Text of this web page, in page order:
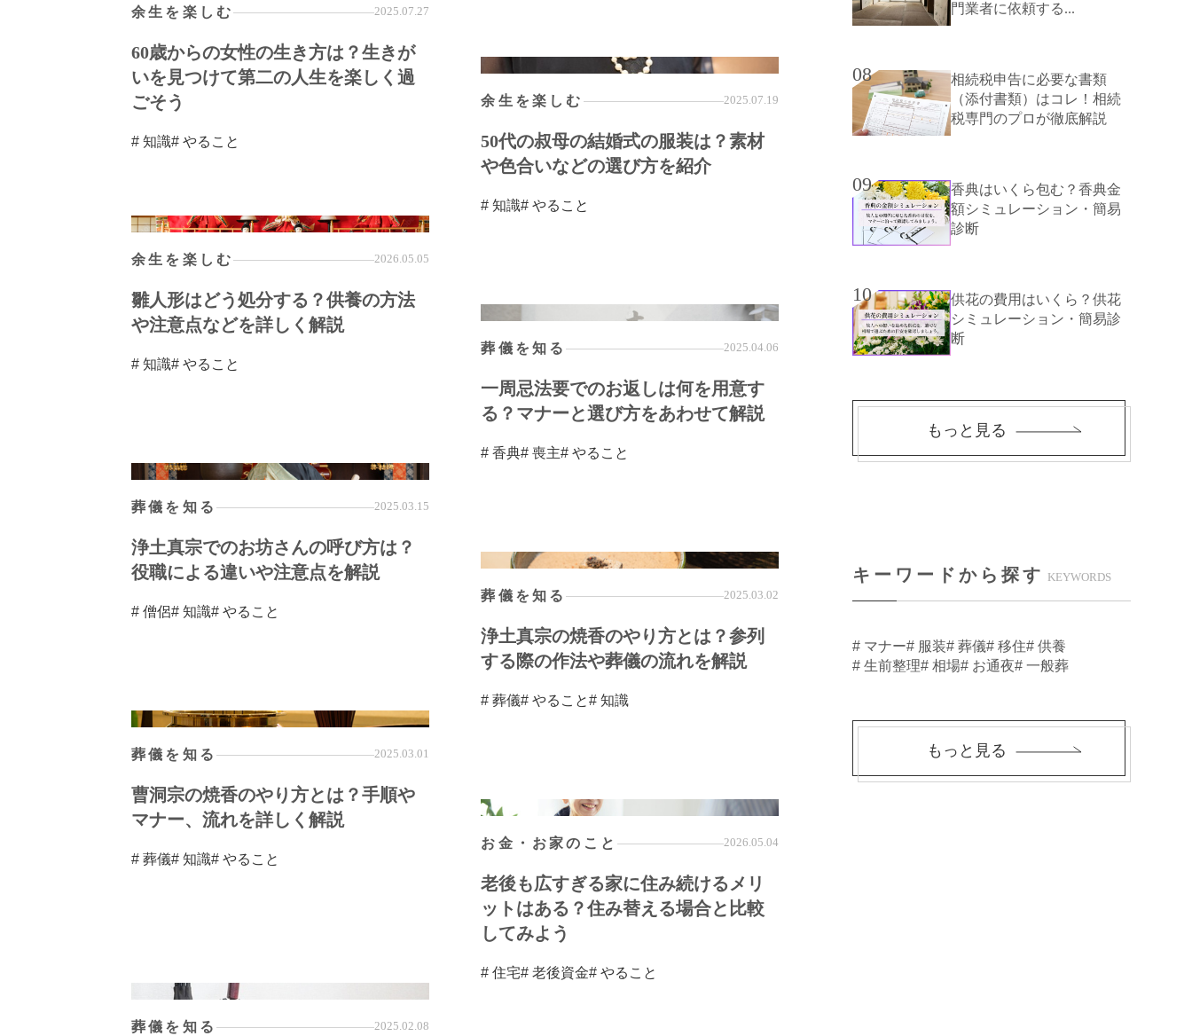
余生を楽しむ 2025.07.27
60歳からの女性の生き方は？生きが
いを見つけて第二の人生を楽しく過
ごそう
# 知識# やること
余生を楽しむ 2025.07.19
50代の叔母の結婚式の服装は？素材
や色合いなどの選び方を紹介
# 知識# やること
余生を楽しむ 2026.05.05
雛人形はどう処分する？供養の方法
や注意点などを詳しく解説
# 知識# やること
葬儀を知る 2025.04.06
一周忌法要でのお返しは何を用意す
る？マナーと選び方をあわせて解説
# 香典# 喪主# やること
葬儀を知る 2025.03.15
浄土真宗でのお坊さんの呼び方は？
役職による違いや注意点を解説
# 僧侶# 知識# やること
葬儀を知る 2025.03.02
浄土真宗の焼香のやり方とは？参列
する際の作法や葬儀の流れを解説
# 葬儀# やること# 知識
葬儀を知る 2025.03.01
曹洞宗の焼香のやり方とは？手順や
マナー、流れを詳しく解説
# 葬儀# 知識# やること
お金・お家のこと 2026.05.04
老後も広すぎる家に住み続けるメリ
ットはある？住み替える場合と比較
してみよう
# 住宅# 老後資金# やること
葬儀を知る 2025.02.08
門業者に依頼する...
08
相続税申告に必要な書類
（添付書類）はコレ！相続
税専門のプロが徹底解説
09
香典はいくら包む？香典金
額シミュレーション・簡易
診断
10
供花の費用はいくら？供花
シミュレーション・簡易診
断
もっと見る
キーワードから探す KEYWORDS
# マナー# 服装# 葬儀# 移住# 供養
# 生前整理# 相場# お通夜# 一般葬
もっと見る